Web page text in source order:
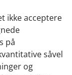
ikke acceptere
på
såvel
og